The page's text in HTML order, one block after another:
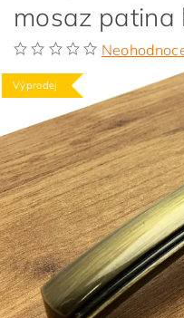
mosaz patina
Výprodej